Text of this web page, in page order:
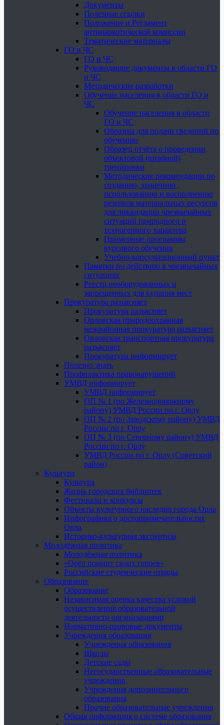
Документы
Полезные ссылки
Положение и Регламент
антинаркотической комиссии
Тематические материалы
ГО и ЧС
ГО и ЧС
Руководящие документы в области ГО
и ЧС
Методические разработки
Обучение населения в области ГО и
ЧС
Обучение населения в области
ГО и ЧС
Образцы для подачи сведений по
обучению
Образец отчёта о проведении
объектовой (штабной)
тренировки
Методические рекомендации по
созданию, хранению ,
использованию и восполнению
резервов материальных ресурсов
для ликвидации чрезвычайных
ситуаций природного и
техногенного характера
Примерные программы
курсового обучения
Учебно-консультационный пункт
Памятки по действию в чрезвычайных
ситуациях
Реестр необорудованных и
запрещенных для купания мест
Прокуратура разъясняет
Прокуратура разъясняет
Орловская природоохранная
межрайонная прокуратура разъясняет
Орловская транспортная прокуратура
разъясняет
Прокуратура информирует
Полезно знать
Профилактика правонарушений
УМВД информирует
УМВД информирует
ОП № 1 (по Железнодорожному
району) УМВД России по г. Орлу
ОП № 2 (по Заводскому району) УМВД
России по г. Орлу
ОП № 3 (по Северному району) УМВД
России по г. Орлу
УМВД России по г. Орлу (Советский
район)
Культура
Культура
Жизнь городских библиотек
Фестивали и конкурсы
Объекты культурного наследия города Орла
Инфографика о достопримечательностях
Орла
Историко-культурная экспертиза
Молодёжная политика
Молодёжная политика
«Орёл помнит своих героев»
Российские студенческие отряды
Образование
Образование
Независимая оценка качества условий
осуществления образовательной
деятельности организациями
Нормативно-правовые документы
Учреждения образования
Учреждения образования
Школы
Детские сады
Негосударственные образовательные
учреждения
Учреждения дополнительного
образования
Прочие образовательные учреждения
Общая информация о системе образования